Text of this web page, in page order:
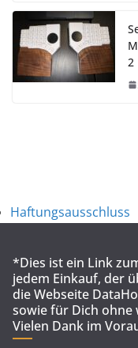
2
Haftungsausschluss
*Dies ist ein Link
jedem Einkauf, der
die Webseite
sowie für Dich
Vielen Dank im